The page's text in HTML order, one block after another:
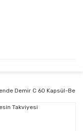
Demir C 60 Kapsül-